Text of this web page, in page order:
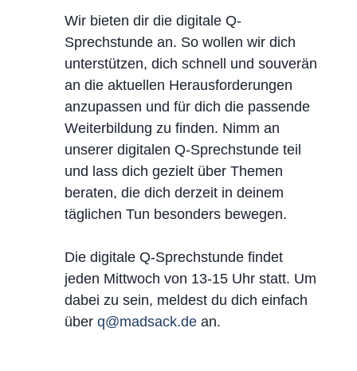
Wir bieten dir die digitale Q-
Sprechstunde an. So wollen wir dich
unterstützen, dich schnell und souverän
an die aktuellen Herausforderungen
anzupassen und für dich die passende
Weiterbildung zu finden. Nimm an
unserer digitalen Q-Sprechstunde teil
und lass dich gezielt über Themen
beraten, die dich derzeit in deinem
täglichen Tun besonders bewegen.
Die digitale Q-Sprechstunde findet
jeden Mittwoch von 13-15 Uhr statt. Um
dabei zu sein, meldest du dich einfach
überq@madsack.de an.